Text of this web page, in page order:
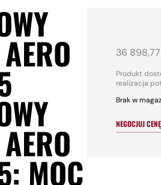
MOC
36
Produkt
realizacja
Brak w
NEGOCJUJ CENĘ